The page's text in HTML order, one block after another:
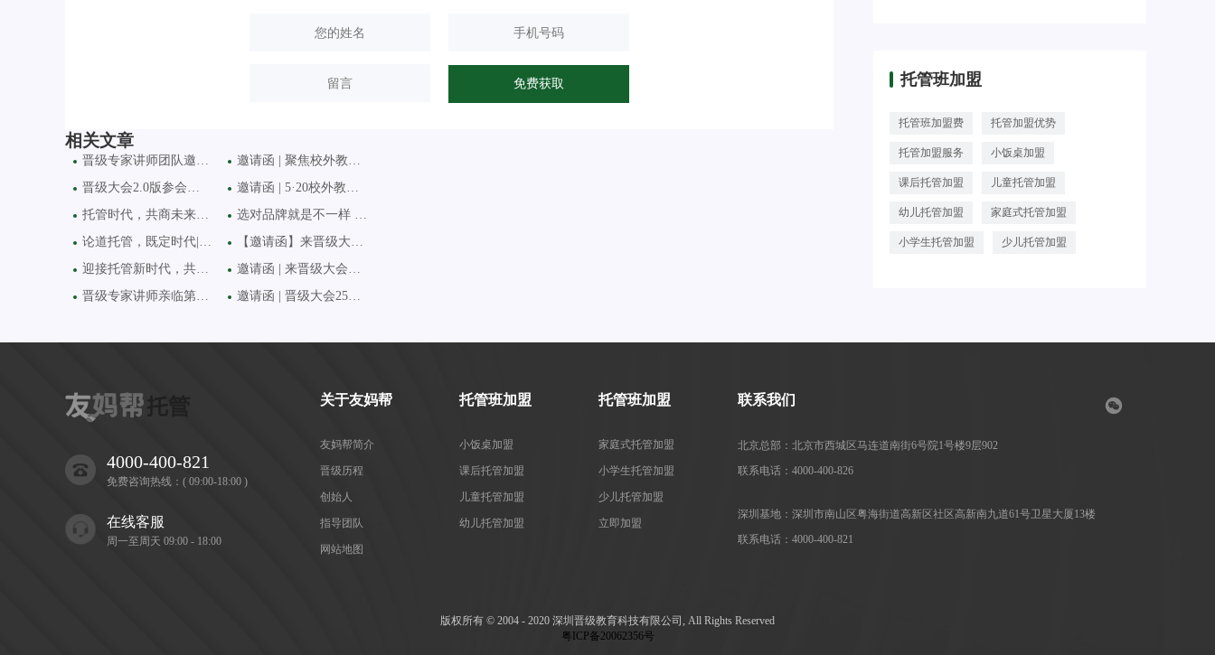
相关文章
晋级专家讲师团队邀您8月
晋级大会2.0版参会费调价
托管时代，共商未来 | 2
论道托管，既定时代|17日
迎接托管新时代，共享托
晋级专家讲师亲临第六十
邀请函 | 聚焦校外教育难
邀请函 | 5·20校外教育创新
选对品牌就是不一样 ——
【邀请函】来晋级大会揭
邀请函 | 来晋级大会学新
邀请函 | 晋级大会25日齐聚
托管班加盟
托管班加盟费 托管加盟优势
托管加盟服务 小饭桌加盟
课后托管加盟 儿童托管加盟
幼儿托管加盟 家庭式托管加盟
小学生托管加盟 少儿托管加盟
4000-400-821
免费咨询热线：( 09:00-18:00 )
在线客服
周一至周天 09:00 - 18:00
关于友妈帮
友妈帮简介
晋级历程
创始人
指导团队
网站地图
托管班加盟
小饭桌加盟
课后托管加盟
儿童托管加盟
幼儿托管加盟
托管班加盟
家庭式托管加盟
小学生托管加盟
少儿托管加盟
立即加盟
联系我们
北京总部：北京市西城区马连道南街6号院1号楼9层902
联系电话：4000-400-826
深圳基地：深圳市南山区粤海街道高新区社区高新南九道61号卫星大厦13楼
联系电话：4000-400-821
版权所有 © 2004 - 2020 深圳晋级教育科技有限公司, All Rights Reserved
粤ICP备20062356号